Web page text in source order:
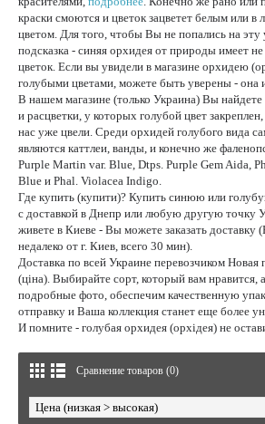
краски смоются и цветок зацветет белым или
цветом. Для того, чтобы Вы не попались на эту
подсказка - синяя орхидея от природы имеет
цветок. Если вы увидели в магазине орхидею
голубыми цветами, можете быть уверены - она
В нашем магазине (только Украина) Вы найдете
и расцветки, у которых голубой цвет
нас уже цвели. Среди орхидей голубого вида
являются каттлеи, ванды, и конечно же
Purple Martin var. Blue, Dtps. Purple Gem Aida,
Blue и Phal. Violacea Indigo.
Где купить (купити)? Купить синюю или
с доставкой в Днепр или любую другую точку
живете в Киеве - Вы можете заказать доставку
недалеко от г. Киев, всего 30 мин).
Доставка по всей Украине перевозчиком Новая
(ціна). Выбирайте сорт, который вам нравится,
подробные фото, обеспечим качественную
отправку и Ваша коллекция станет еще более
И помните - голубая орхидея (орхідея) не
Сравнение товаров (0)